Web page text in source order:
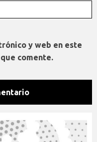
y web en este
comente.